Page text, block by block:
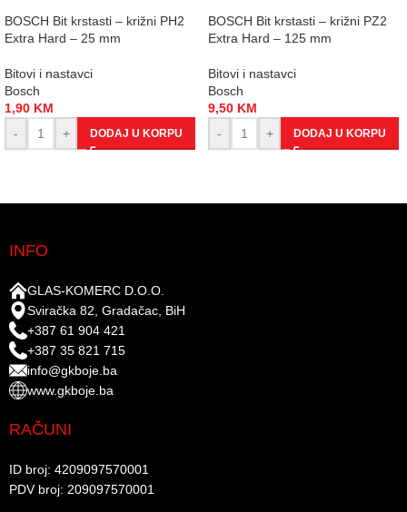
BOSCH Bit krstasti – križni PH2
Extra Hard – 25 mm
Bitovi i nastavci
Bosch
1,90 KM
-
+ DODAJ U KORPU
BOSCH Bit krstasti – križni PZ2
Extra Hard – 125 mm
Bitovi i nastavci
Bosch
9,50 KM
-
+ DODAJ U KORPU
INFO
GLAS-KOMERC D.O.O.
Sviračka 82, Gradačac, BiH
+387 61 904 421
+387 35 821 715
info@gkboje.ba
www.gkboje.ba
RAČUNI
ID broj: 4209097570001​
PDV broj: 209097570001 ​